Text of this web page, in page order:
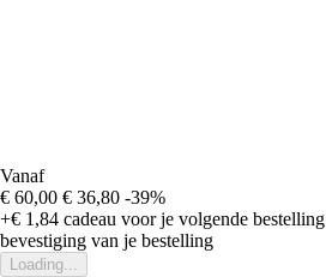
Vanaf
€ 60,00 € 36,80 -39%
+€ 1,84 cadeau voor je volgende bestelling
bevestiging van je bestelling
Loading...